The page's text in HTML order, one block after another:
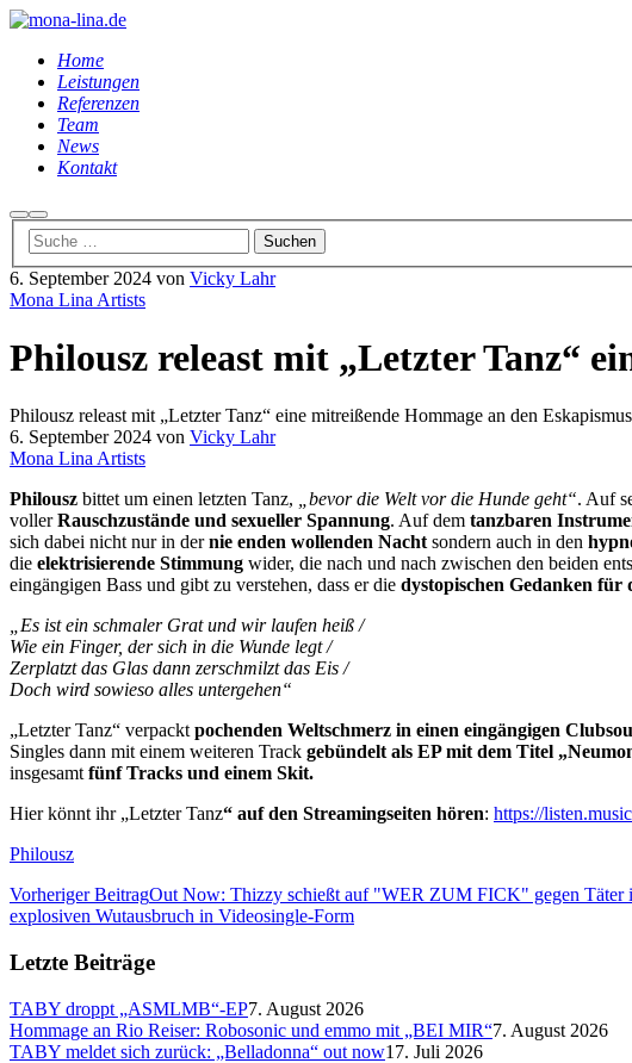
Home
Leistungen
Referenzen
Team
News
Kontakt
Suchen
Hauptmenü
6. September 2024 von Vicky Lahr
Mona Lina Artists
Philousz releast mit „Letzter Tanz“
Philousz releast mit „Letzter Tanz“ eine mitreißende Hommage an den Eskapismus
6. September 2024 von Vicky Lahr
Mona Lina Artists
Philousz bittet um einen letzten Tanz, „bevor die Welt vor die Hunde geht“. Auf
vollerRauschzustände und sexueller Spannung. Auf dem tanzbaren
sich dabei nicht nur in dernie enden wollenden Nachtsondern auch in den
die elektrisierende Stimmung wider, die nach und nach zwischen den beiden
eingängigen Bass und gibt zu verstehen, dass er die dystopischen Gedanken für
„Es ist ein schmaler Grat und wir laufen heiß /
Wie ein Finger, der sich in die Wunde legt /
Zerplatzt das Glas dann zerschmilzt das Eis /
Doch wird sowieso alles untergehen“
„Letzter Tanz“ verpacktpochenden Weltschmerz in einen eingängigen
Singles dann mit einem weiteren Track gebündelt als EP mit dem Titel
insgesamtfünf Tracks und einem Skit.
Hier könnt ihr „Letzter Tanz“ auf den Streamingseiten hören: https://
Philousz
Vorheriger BeitragOut Now: Thizzy schießt auf "WER ZUM FICK" gegen Täter
explosiven Wutausbruch in Videosingle-Form
Letzte Beiträge
TABY droppt „ASMLMB“-EP7. August 2026
Hommage an Rio Reiser: Robosonic und emmo mit „BEI MIR“7. August 2026
TABY meldet sich zurück: „Belladonna“ out now17. Juli 2026